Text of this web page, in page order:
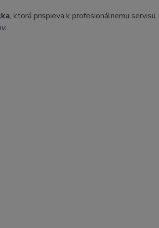
, ktorá prispieva k profesionálnemu servisu.